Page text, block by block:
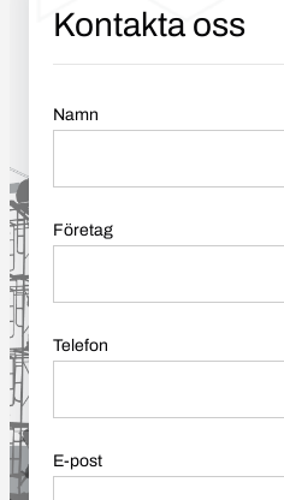
Kontakta oss
Namn
Företag
Telefon
E-post